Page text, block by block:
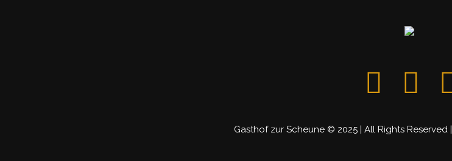
Gasthof zur Scheune © 2025 | All Rights Reserved |